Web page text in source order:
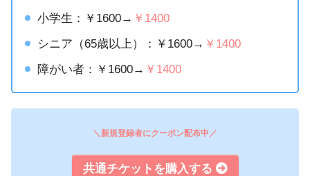
小学生：￥1600→ ￥1400
シニア（65歳以上）：￥1600→ ￥1400
障がい者：￥1600→ ￥1400
＼新規登録者にクーポン配布中／
共通チケットを購入する